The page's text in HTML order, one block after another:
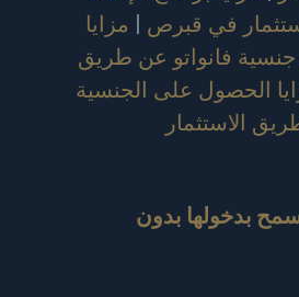
في قبرص | مزايا
فانواتو عن طريق
الحصول على الجنسية
الاستثمار
بدخولها بدون